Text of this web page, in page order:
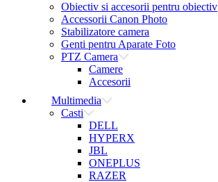
Obiectiv si accesorii pentru obiectiv
Accessorii Canon Photo
Stabilizatore camera
Genti pentru Aparate Foto
PTZ Camera
Camere
Accesorii
Multimedia
Casti
DELL
HYPERX
JBL
ONEPLUS
RAZER